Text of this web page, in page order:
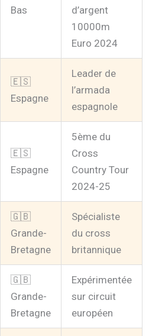
Bas
d’argent
10000m
Euro 2024
🇪🇸
Espagne
Leader de
l’armada
espagnole
🇪🇸
Espagne
5ème du
Cross
Country Tour
2024-25
🇬🇧
Grande-
Bretagne
Spécialiste
du cross
britannique
🇬🇧
Grande-
Bretagne
Expérimentée
sur circuit
européen